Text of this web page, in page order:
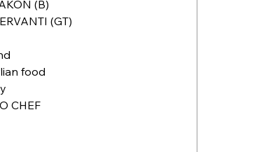
(B)
(GT)
food
CHEF